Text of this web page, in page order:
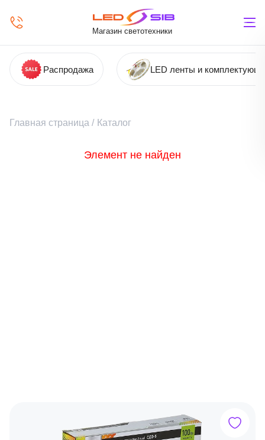
Магазин светотехники
Распродажа LED ленты и
Главная страница / Каталог
Элемент не найден